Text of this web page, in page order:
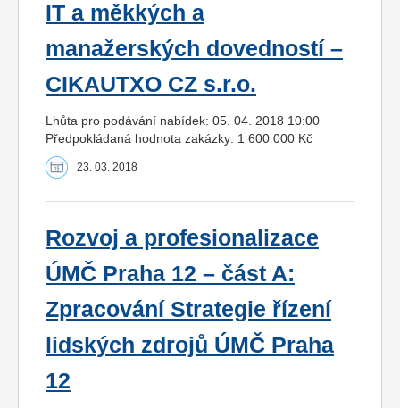
IT a měkkých a
manažerských dovedností –
CIKAUTXO CZ s.r.o.
Lhůta pro podávání nabídek: 05. 04. 2018 10:00
Předpokládaná hodnota zakázky: 1 600 000 Kč
23. 03. 2018
Rozvoj a profesionalizace
ÚMČ Praha 12 – část A:
Zpracování Strategie řízení
lidských zdrojů ÚMČ Praha
12